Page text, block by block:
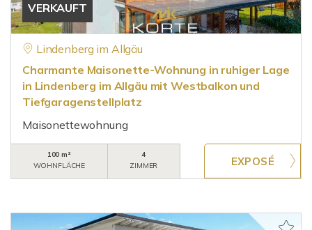
VERKAUFT
Lindenberg im Allgäu
Charmante Maisonette-Wohnung in ruhiger Lage
in Lindenberg im Allgäu mit Westbalkon und
Tiefgaragenstellplatz
Maisonettewohnung
100 m²
WOHNFLÄCHE
4
ZIMMER